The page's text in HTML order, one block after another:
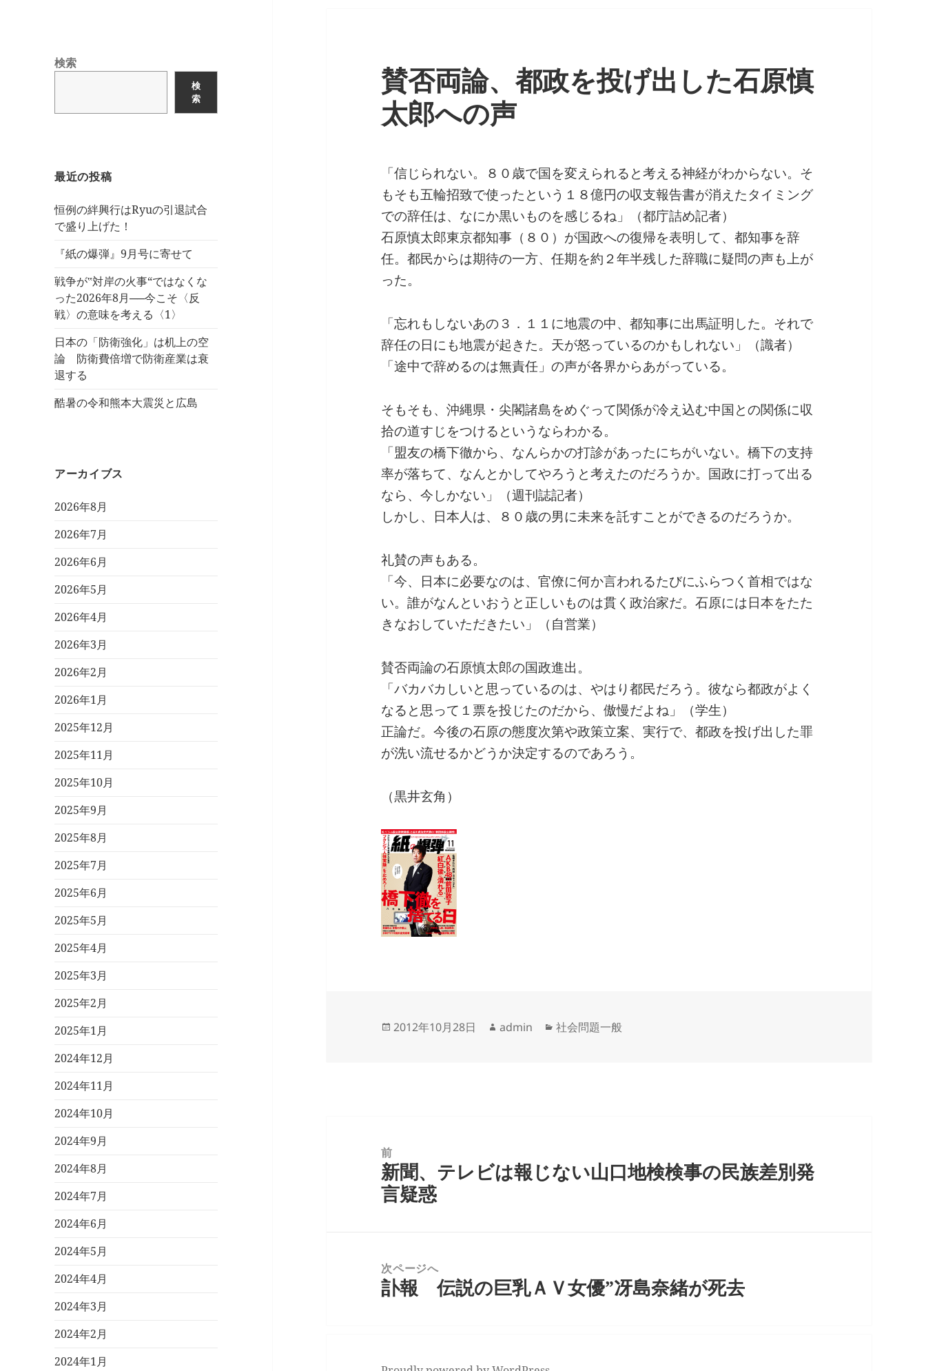
検索
検
索
最近の投稿
恒例の絆興行はRyuの引退試合
で盛り上げた！
『紙の爆弾』9月号に寄せて
戦争が‟対岸の火事“ではなくな
った2026年8月──今こそ〈反
戦〉の意味を考える〈1〉
日本の「防衛強化」は机上の空
論 防衛費倍増で防衛産業は衰
退する
酷暑の令和熊本大震災と広島
アーカイブス
2026年8月
2026年7月
2026年6月
2026年5月
2026年4月
2026年3月
2026年2月
2026年1月
2025年12月
2025年11月
2025年10月
2025年9月
2025年8月
2025年7月
2025年6月
2025年5月
2025年4月
2025年3月
2025年2月
2025年1月
2024年12月
2024年11月
2024年10月
2024年9月
2024年8月
2024年7月
2024年6月
2024年5月
2024年4月
2024年3月
2024年2月
2024年1月
賛否両論、都政を投げ出した石原慎
太郎への声
「信じられない。８０歳で国を変えられると考える神経がわからない。そ
もそも五輪招致で使ったという１８億円の収支報告書が消えたタイミング
での辞任は、なにか黒いものを感じるね」（都庁詰め記者）
石原慎太郎東京都知事（８０）が国政への復帰を表明して、都知事を辞
任。都民からは期待の一方、任期を約２年半残した辞職に疑問の声も上が
った。
「忘れもしないあの３．１１に地震の中、都知事に出馬証明した。それで
辞任の日にも地震が起きた。天が怒っているのかもしれない」（識者）
「途中で辞めるのは無責任」の声が各界からあがっている。
そもそも、沖縄県・尖閣諸島をめぐって関係が冷え込む中国との関係に収
拾の道すじをつけるというならわかる。
「盟友の橋下徹から、なんらかの打診があったにちがいない。橋下の支持
率が落ちて、なんとかしてやろうと考えたのだろうか。国政に打って出る
なら、今しかない」（週刊誌記者）
しかし、日本人は、８０歳の男に未来を託すことができるのだろうか。
礼賛の声もある。
「今、日本に必要なのは、官僚に何か言われるたびにふらつく首相ではな
い。誰がなんといおうと正しいものは貫く政治家だ。石原には日本をたた
きなおしていただきたい」（自営業）
賛否両論の石原慎太郎の国政進出。
「バカバカしいと思っているのは、やはり都民だろう。彼なら都政がよく
なると思って１票を投じたのだから、傲慢だよね」（学生）
正論だ。今後の石原の態度次第や政策立案、実行で、都政を投げ出した罪
が洗い流せるかどうか決定するのであろう。
（黒井玄角）
投
2012年10月28日
作
admin
カ
社会問題一般
前
前
の
新聞、テレビは報じない山口地検検事の民族差別発
言疑惑
次ページへ
次
訃報 伝説の巨乳ＡＶ女優”冴島奈緒が死去